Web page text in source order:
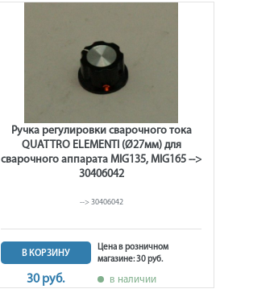
Ручка регулировки сварочного тока
QUATTRO ELEMENTI (Ø27мм) для
сварочного аппарата MIG135, MIG165 -->
30406042
--> 30406042
В КОРЗИНУ
30 руб.
Цена в розничном
магазине: 30 руб.
в наличии